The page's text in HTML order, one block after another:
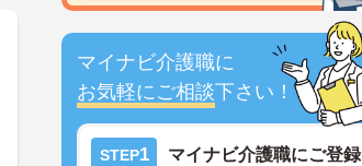
マイナビ介護職に
お気軽にご相談下さい！
STEP1 マイナビ介護職にご登録